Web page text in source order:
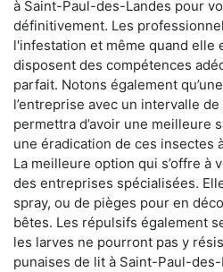
à Saint-Paul-des-Landes pour
définitivement. Les
l'infestation et même quand elle
disposent des compétences
parfait. Notons également
l’entreprise avec un intervalle
permettra d’avoir une meilleure
une éradication de ces insectes
La meilleure option qui s’offre à
des entreprises spécialisées.
spray, ou de pièges pour en
bêtes. Les répulsifs également
les larves ne pourront pas y
punaises de lit à Saint-Paul-